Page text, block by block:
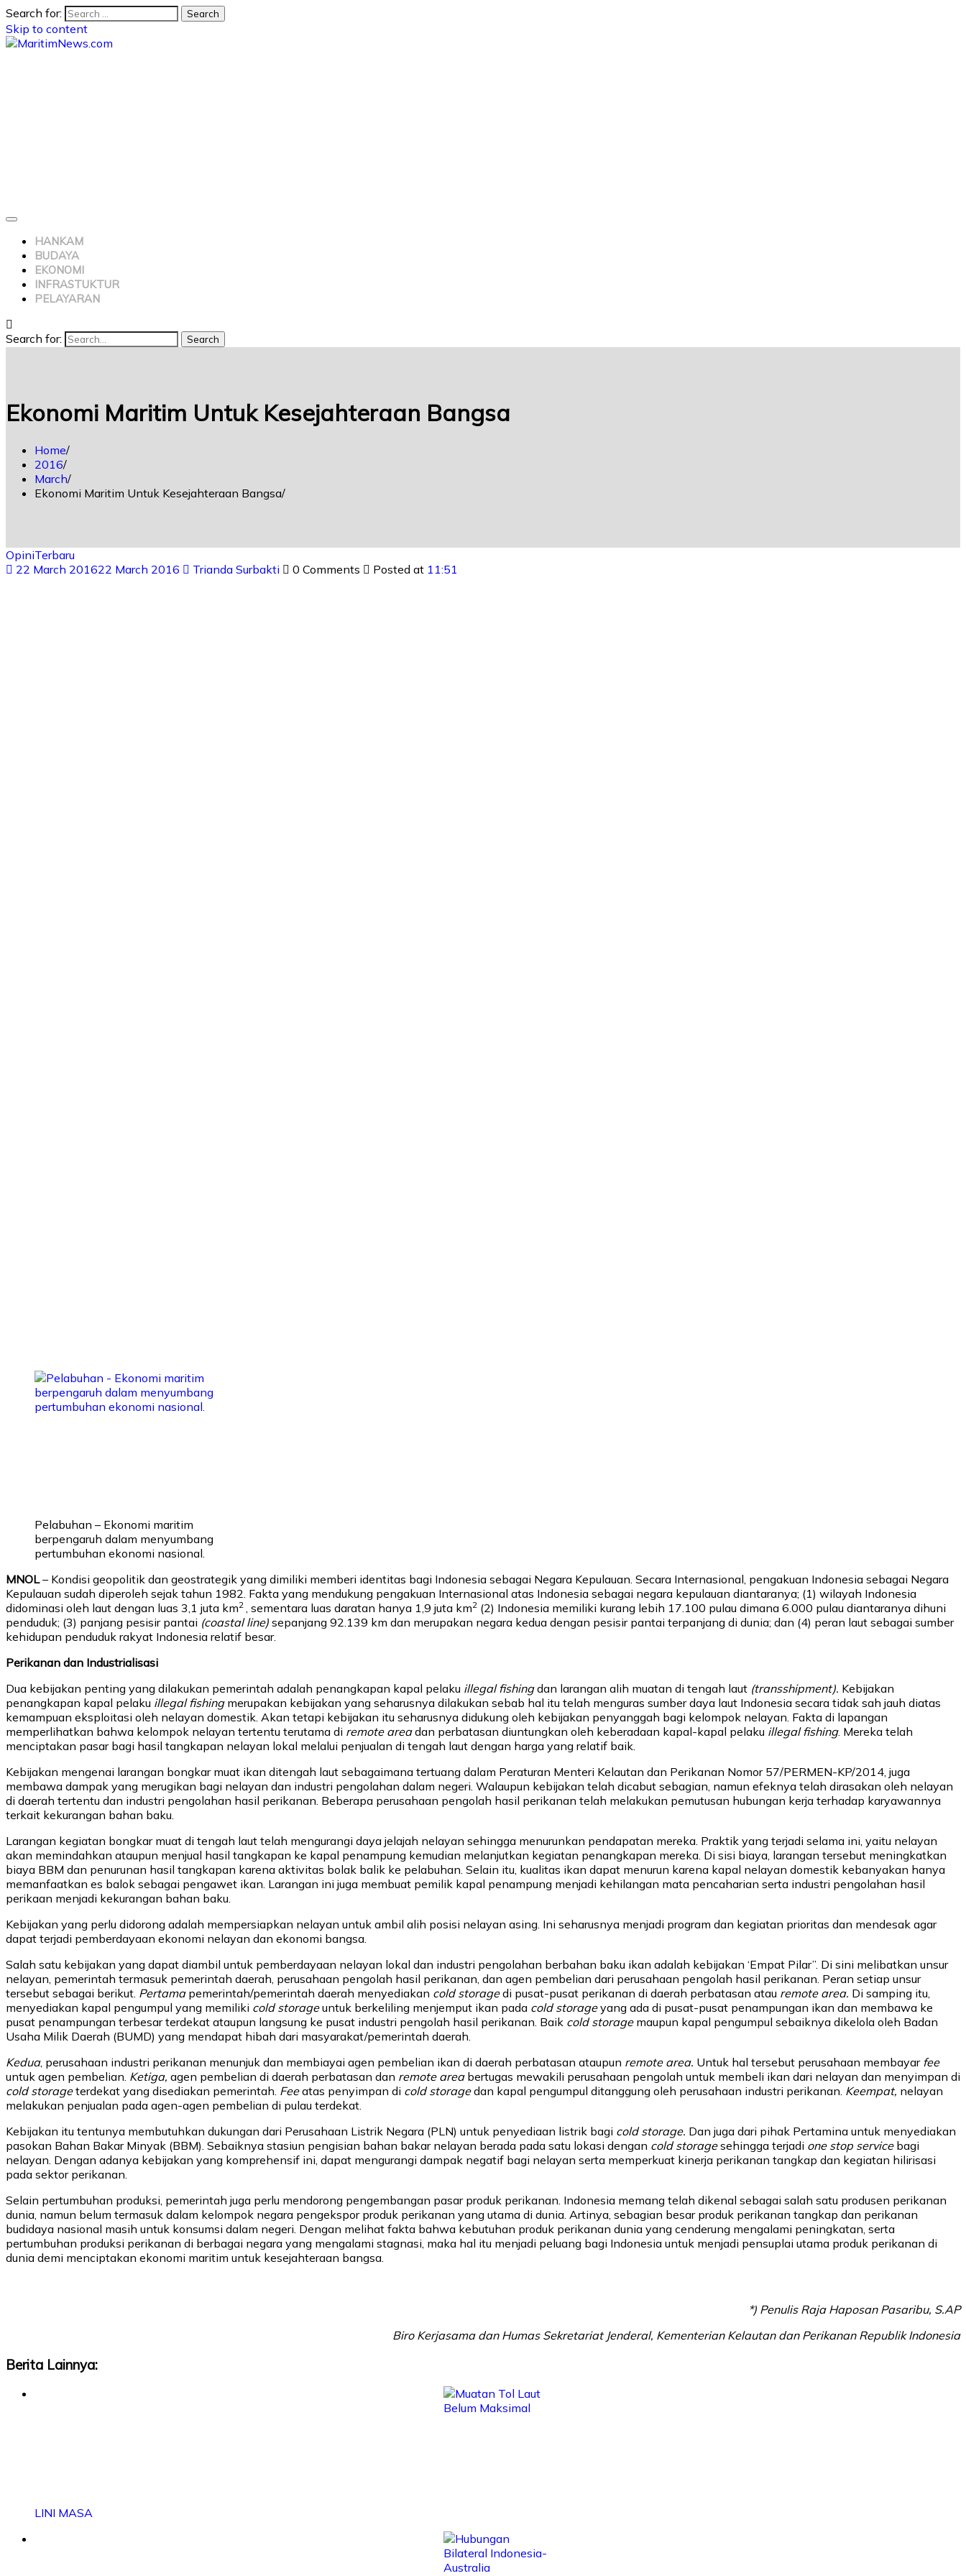
Search for:
Skip to content
HANKAM
BUDAYA
EKONOMI
INFRASTUKTUR
PELAYARAN
Search for: Search
Ekonomi Maritim Untuk Kesejahteraan Bangsa
Home
2016
March
Ekonomi Maritim Untuk Kesejahteraan Bangsa
OpiniTerbaru
22 March 201622 March 2016 Trianda Surbakti 0 Comments Posted at 11:51
Pelabuhan – Ekonomi maritim
berpengaruh dalam menyumbang
pertumbuhan ekonomi nasional.
MNOL– Kondisi geopolitik dan geostrategik yang dimiliki memberi identitas bagi Indonesia sebagai Negara Kepulauan. Secara Internasional, pengakuan Indonesia sebagai Negara
Kepulauan sudah diperoleh sejak tahun 1982. Fakta yang mendukung pengakuan Internasional atas Indonesia sebagai negara kepulauan diantaranya; (1) wilayah Indonesia
didominasi oleh laut dengan luas 3,1 juta km2 , sementara luas daratan hanya 1,9 juta km2 (2) Indonesia memiliki kurang lebih 17.100 pulau dimana 6.000 pulau diantaranya dihuni
penduduk; (3) panjang pesisir pantai (coastal line) sepanjang 92.139 km dan merupakan negara kedua dengan pesisir pantai terpanjang di dunia; dan (4) peran laut sebagai sumber
kehidupan penduduk rakyat Indonesia relatif besar.
Perikanan dan Industrialisasi
Dua kebijakan penting yang dilakukan pemerintah adalah penangkapan kapal pelaku illegal fishingdan larangan alih muatan di tengah laut (transshipment). Kebijakan
penangkapan kapal pelaku illegal fishing merupakan kebijakan yang seharusnya dilakukan sebab hal itu telah menguras sumber daya laut Indonesia secara tidak sah jauh diatas
kemampuan eksploitasi oleh nelayan domestik. Akan tetapi kebijakan itu seharusnya didukung oleh kebijakan penyanggah bagi kelompok nelayan. Fakta di lapangan
memperlihatkan bahwa kelompok nelayan tertentu terutama di remote areadan perbatasan diuntungkan oleh keberadaan kapal-kapal pelaku illegal fishing. Mereka telah
menciptakan pasar bagi hasil tangkapan nelayan lokal melalui penjualan di tengah laut dengan harga yang relatif baik.
Kebijakan mengenai larangan bongkar muat ikan ditengah laut sebagaimana tertuang dalam Peraturan Menteri Kelautan dan Perikanan Nomor 57/PERMEN-KP/2014, juga
membawa dampak yang merugikan bagi nelayan dan industri pengolahan dalam negeri. Walaupun kebijakan telah dicabut sebagian, namun efeknya telah dirasakan oleh nelayan
di daerah tertentu dan industri pengolahan hasil perikanan. Beberapa perusahaan pengolah hasil perikanan telah melakukan pemutusan hubungan kerja terhadap karyawannya
terkait kekurangan bahan baku.
Larangan kegiatan bongkar muat di tengah laut telah mengurangi daya jelajah nelayan sehingga menurunkan pendapatan mereka. Praktik yang terjadi selama ini, yaitu nelayan
akan memindahkan ataupun menjual hasil tangkapan ke kapal penampung kemudian melanjutkan kegiatan penangkapan mereka. Di sisi biaya, larangan tersebut meningkatkan
biaya BBM dan penurunan hasil tangkapan karena aktivitas bolak balik ke pelabuhan. Selain itu, kualitas ikan dapat menurun karena kapal nelayan domestik kebanyakan hanya
memanfaatkan es balok sebagai pengawet ikan. Larangan ini juga membuat pemilik kapal penampung menjadi kehilangan mata pencaharian serta industri pengolahan hasil
perikaan menjadi kekurangan bahan baku.
Kebijakan yang perlu didorong adalah mempersiapkan nelayan untuk ambil alih posisi nelayan asing. Ini seharusnya menjadi program dan kegiatan prioritas dan mendesak agar
dapat terjadi pemberdayaan ekonomi nelayan dan ekonomi bangsa.
Salah satu kebijakan yang dapat diambil untuk pemberdayaan nelayan lokal dan industri pengolahan berbahan baku ikan adalah kebijakan ‘Empat Pilar”. Di sini melibatkan unsur
nelayan, pemerintah termasuk pemerintah daerah, perusahaan pengolah hasil perikanan, dan agen pembelian dari perusahaan pengolah hasil perikanan. Peran setiap unsur
tersebut sebagai berikut. Pertama pemerintah/pemerintah daerah menyediakan cold storagedi pusat-pusat perikanan di daerah perbatasan atau remote area. Di samping itu,
menyediakan kapal pengumpul yang memiliki cold storageuntuk berkeliling menjemput ikan pada cold storageyang ada di pusat-pusat penampungan ikan dan membawa ke
pusat penampungan terbesar terdekat ataupun langsung ke pusat industri pengolah hasil perikanan. Baik cold storage maupun kapal pengumpul sebaiknya dikelola oleh Badan
Usaha Milik Daerah (BUMD) yang mendapat hibah dari masyarakat/pemerintah daerah.
Kedua, perusahaan industri perikanan menunjuk dan membiayai agen pembelian ikan di daerah perbatasan ataupun remote area. Untuk hal tersebut perusahaan membayar fee
untuk agen pembelian. Ketiga, agen pembelian di daerah perbatasan dan remote area bertugas mewakili perusahaan pengolah untuk membeli ikan dari nelayan dan menyimpan di
cold storageterdekat yang disediakan pemerintah. Feeatas penyimpan di cold storagedan kapal pengumpul ditanggung oleh perusahaan industri perikanan. Keempat, nelayan
melakukan penjualan pada agen-agen pembelian di pulau terdekat.
Kebijakan itu tentunya membutuhkan dukungan dari Perusahaan Listrik Negara (PLN) untuk penyediaan listrik bagi cold storage. Dan juga dari pihak Pertamina untuk menyediakan
pasokan Bahan Bakar Minyak (BBM). Sebaiknya stasiun pengisian bahan bakar nelayan berada pada satu lokasi dengan cold storagesehingga terjadi one stop service bagi
nelayan. Dengan adanya kebijakan yang komprehensif ini, dapat mengurangi dampak negatif bagi nelayan serta memperkuat kinerja perikanan tangkap dan kegiatan hilirisasi
pada sektor perikanan.
Selain pertumbuhan produksi, pemerintah juga perlu mendorong pengembangan pasar produk perikanan. Indonesia memang telah dikenal sebagai salah satu produsen perikanan
dunia, namun belum termasuk dalam kelompok negara pengekspor produk perikanan yang utama di dunia. Artinya, sebagian besar produk perikanan tangkap dan perikanan
budidaya nasional masih untuk konsumsi dalam negeri. Dengan melihat fakta bahwa kebutuhan produk perikanan dunia yang cenderung mengalami peningkatan, serta
pertumbuhan produksi perikanan di berbagai negara yang mengalami stagnasi, maka hal itu menjadi peluang bagi Indonesia untuk menjadi pensuplai utama produk perikanan di
dunia demi menciptakan ekonomi maritim untuk kesejahteraan bangsa.
*) Penulis Raja Haposan Pasaribu, S.AP
Biro Kerjasama dan Humas Sekretariat Jenderal, Kementerian Kelautan dan Perikanan Republik Indonesia
Berita Lainnya:
LINI MASA